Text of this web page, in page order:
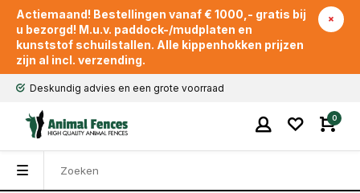
Actiemaand! Bestellingen vanaf € 1000,- gratis bij
u bezorgd! M.u.v. paddock-/mudplaten en
kunststof schuilstallen. Alle kippenhokken prijzen
zijn al incl. verzending.
Deskundig advies en een grote voorraad
0